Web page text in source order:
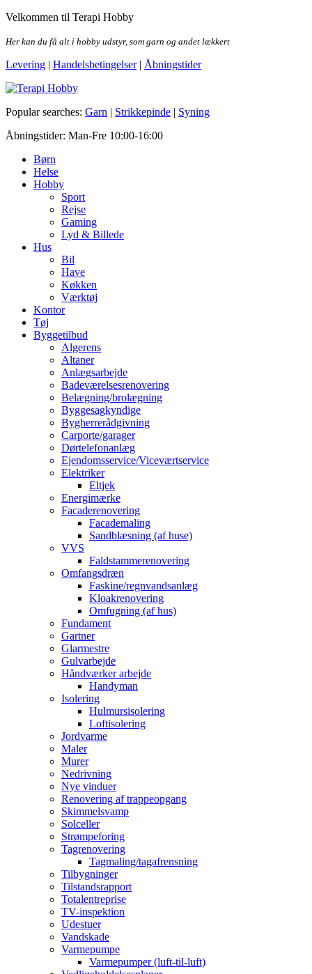
Skip
the
Velkommen til Terapi Hobby
Her kan du få alt i hobby udstyr, som garn og andet lækkert
Levering | Handelsbetingelser| Åbningstider
Terapi Hobby
Popular searches: Garn | Strikkepinde | Syning
Åbningstider: Man-Fre 10:00-16:00
Børn
Helse
Hobby
Sport
Rejse
Gaming
Lyd & Billede
Hus
Bil
Have
Køkken
Værktøj
Kontor
Tøj
Byggetilbud
Algerens
Altaner
Anlægsarbejde
Badeværelsesrenovering
Belægning/brolægning
Byggesagkyndige
Bygherrerådgivning
Carporte/garager
Dørtelefonanlæg
Ejendomsservice/Viceværtservice
Elektriker
Eltjek
Energimærke
Facaderenovering
Facademaling
Sandblæsning (af huse)
VVS
Faldstammerenovering
Omfangsdræn
Faskine/regnvandsanlæg
Kloakrenovering
Omfugning (af hus)
Fundament
Gartner
Glarmestre
Gulvarbejde
Håndværker arbejde
Handyman
Isolering
Hulmursisolering
Loftisolering
Jordvarme
Maler
Murer
Nedrivning
Nye vinduer
Renovering af trappeopgang
Skimmelsvamp
Solceller
Strømpeforing
Tagrenovering
Tagmaling/tagafrensning
Tilbygninger
Tilstandsrapport
Totalentreprise
TV-inspektion
Udestuer
Vandskade
Varmepumpe
Varmepumper (luft-til-luft)